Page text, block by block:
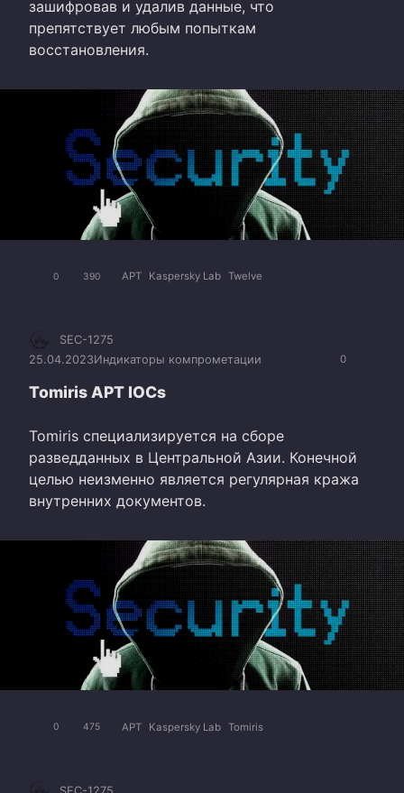
зашифровав и удалив данные, что
препятствует любым попыткам
восстановления.
0 390 APT Kaspersky Lab Twelve
0
SEC-1275
25.04.2023Индикаторы компрометации
Tomiris APT IOCs
Tomiris специализируется на сборе
разведданных в Центральной Азии. Конечной
целью неизменно является регулярная кража
внутренних документов.
0 475 APT Kaspersky Lab Tomiris